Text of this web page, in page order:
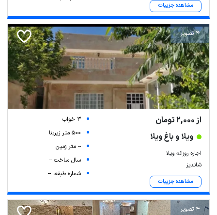
مشاهده جزییات
4 تصویر
از 2,000 تومان
ویلا و باغ ویلا
اجاره روزانه ویلا
شاندیز
مشاهده جزییات
3 خواب
500 متر زیربنا
-- متر زمین
سال ساخت --
شماره طبقه: --
4 تصویر